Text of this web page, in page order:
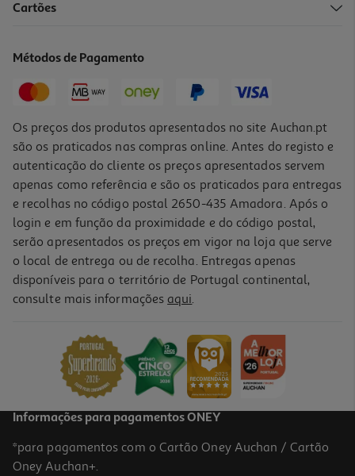
Cartões
Métodos de Pagamento
Os preços dos produtos apresentados no site Auchan.pt
são os praticados nas compras online. Antes do registo e
autenticação do cliente os preços apresentados servem
apenas como referência e são os praticados para entregas
e recolhas no código postal 2650-435 Amadora. Após o
login e em função da proximidade e do código postal,
serão apresentados os preços em vigor na loja que serve
o local de entrega ou de recolha. Entregas apenas
disponíveis para o território de Portugal continental,
consulte mais informações aqui.
Informações para pagamentos ONEY
*para pagamentos com o Cartão Oney Auchan / Cartão
Oney Auchan+.